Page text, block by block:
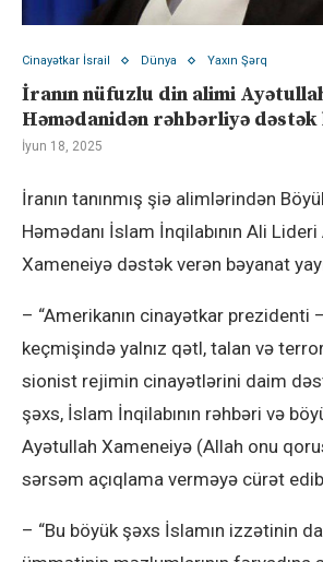
Cinayətkar İsrail Dünya Yaxın Şərq
İranın nüfuzlu din alimi
Həmədanidən rəhbərliyə dəstək
İyun 18, 2025
İranın tanınmış şiə alimlərindən
Həmədanı İslam İnqilabının Ali
Xameneiyə dəstək verən bəyanat
– “Amerikanın cinayətkar prezidenti
keçmişində yalnız qətl, talan və
sionist rejimin cinayətlərini daim
şəxs, İslam İnqilabının rəhbəri və
Ayətullah Xameneiyə (Allah onu
sərsəm açıqlama verməyə cürət
– “Bu böyük şəxs İslamın izzətinin